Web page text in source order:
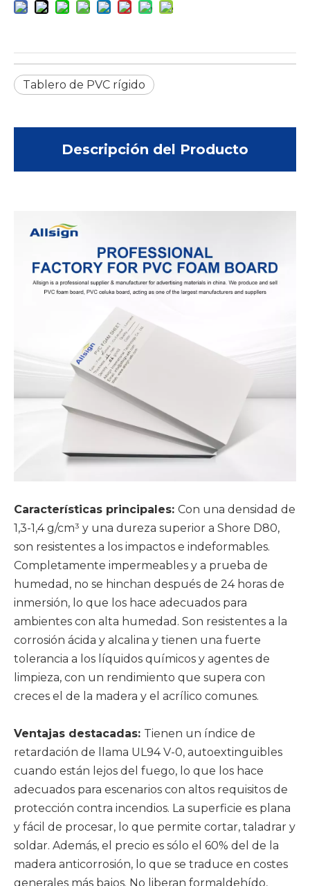
Tablero de PVC rígido
Descripción del Producto
Características principales: Con una densidad de
1,3-1,4 g/cm³ y una dureza superior a Shore D80,
son resistentes a los impactos e indeformables.
Completamente impermeables y a prueba de
humedad, no se hinchan después de 24 horas de
inmersión, lo que los hace adecuados para
ambientes con alta humedad. Son resistentes a la
corrosión ácida y alcalina y tienen una fuerte
tolerancia a los líquidos químicos y agentes de
limpieza, con un rendimiento que supera con
creces el de la madera y el acrílico comunes.
Ventajas destacadas: Tienen un índice de
retardación de llama UL94 V-0, autoextinguibles
cuando están lejos del fuego, lo que los hace
adecuados para escenarios con altos requisitos de
protección contra incendios. La superficie es plana
y fácil de procesar, lo que permite cortar, taladrar y
soldar. Además, el precio es sólo el 60% del de la
madera anticorrosión, lo que se traduce en costes
generales más bajos. No liberan formaldehído,